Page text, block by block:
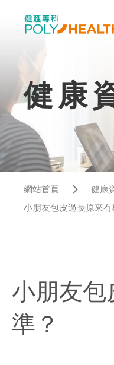
健康
網站首頁
健康
小朋友包皮過長原來冇
小朋友包
準？